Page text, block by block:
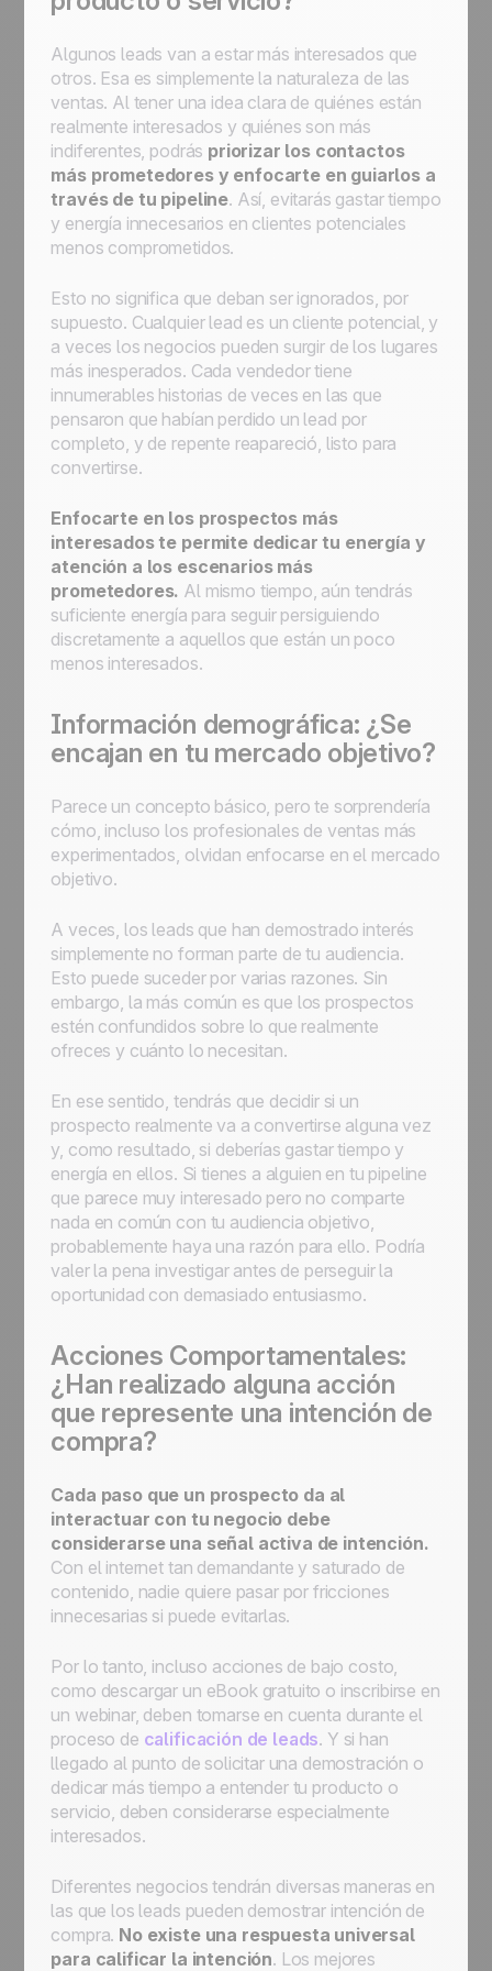
Algunos leads van a estar más interesados que
otros. Esa es simplemente la naturaleza de las
ventas. Al tener una idea clara de quiénes están
realmente interesados y quiénes son más
indiferentes, podrás priorizar los contactos
más prometedores y enfocarte en guiarlos a
través de tu pipeline. Así, evitarás gastar tiempo
y energía innecesarios en clientes potenciales
menos comprometidos.
Esto no significa que deban ser ignorados, por
supuesto. Cualquier lead es un cliente potencial, y
a veces los negocios pueden surgir de los lugares
más inesperados. Cada vendedor tiene
innumerables historias de veces en las que
pensaron que habían perdido un lead por
completo, y de repente reapareció, listo para
convertirse.
Enfocarte en los prospectos más
interesados te permite dedicar tu energía y
atención a los escenarios más
prometedores. Al mismo tiempo, aún tendrás
suficiente energía para seguir persiguiendo
discretamente a aquellos que están un poco
menos interesados.
Información demográfica: ¿Se
encajan en tu mercado objetivo?
Parece un concepto básico, pero te sorprendería
cómo, incluso los profesionales de ventas más
experimentados, olvidan enfocarse en el mercado
objetivo.
A veces, los leads que han demostrado interés
simplemente no forman parte de tu audiencia.
Esto puede suceder por varias razones. Sin
embargo, la más común es que los prospectos
estén confundidos sobre lo que realmente
ofreces y cuánto lo necesitan.
En ese sentido, tendrás que decidir si un
prospecto realmente va a convertirse alguna vez
y, como resultado, si deberías gastar tiempo y
energía en ellos. Si tienes a alguien en tu pipeline
que parece muy interesado pero no comparte
nada en común con tu audiencia objetivo,
probablemente haya una razón para ello. Podría
valer la pena investigar antes de perseguir la
oportunidad con demasiado entusiasmo.
Acciones Comportamentales:
¿Han realizado alguna acción
que represente una intención de
compra?
Cada paso que un prospecto da al
interactuar con tu negocio debe
considerarse una señal activa de intención.
Con el internet tan demandante y saturado de
contenido, nadie quiere pasar por fricciones
innecesarias si puede evitarlas.
Por lo tanto, incluso acciones de bajo costo,
como descargar un eBook gratuito o inscribirse en
un webinar, deben tomarse en cuenta durante el
proceso de calificación de leads. Y si han
llegado al punto de solicitar una demostración o
dedicar más tiempo a entender tu producto o
servicio, deben considerarse especialmente
interesados.
Diferentes negocios tendrán diversas maneras en
las que los leads pueden demostrar intención de
compra. No existe una respuesta universal
para calificar la intención. Los mejores